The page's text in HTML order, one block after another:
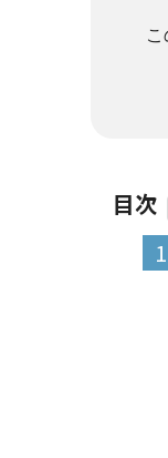
こ
目次
1